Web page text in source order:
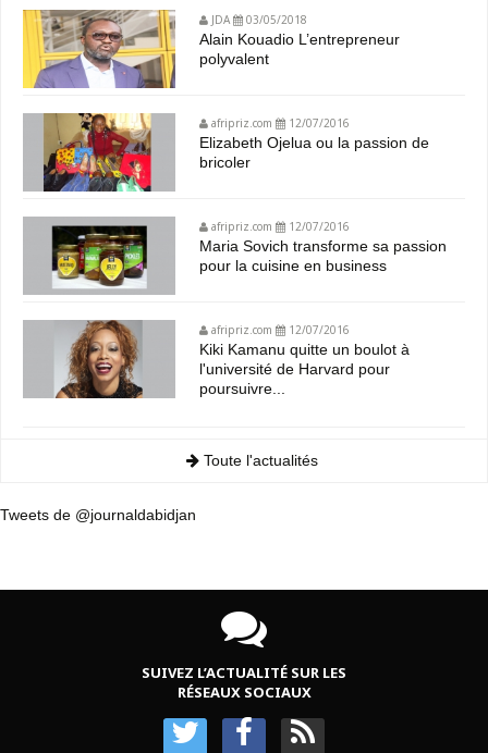
JDA 03/05/2018
Alain Kouadio L’entrepreneur
polyvalent
afripriz.com 12/07/2016
Elizabeth Ojelua ou la passion de
bricoler
afripriz.com 12/07/2016
Maria Sovich transforme sa passion
pour la cuisine en business
afripriz.com 12/07/2016
Kiki Kamanu quitte un boulot à
l'université de Harvard pour
poursuivre...
Toute l'actualités
Tweets de @journaldabidjan
SUIVEZ L’ACTUALITÉ SUR LES
RÉSEAUX SOCIAUX